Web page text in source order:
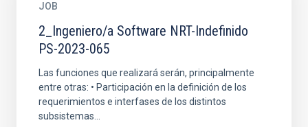
JOB
2_Ingeniero/a Software NRT-Indefinido
PS-2023-065
Las funciones que realizará serán, principalmente
entre otras: • Participación en la definición de los
requerimientos e interfases de los distintos
subsistemas...